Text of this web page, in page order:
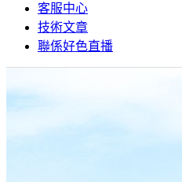
客服中心
技術文章
聯係好色直播